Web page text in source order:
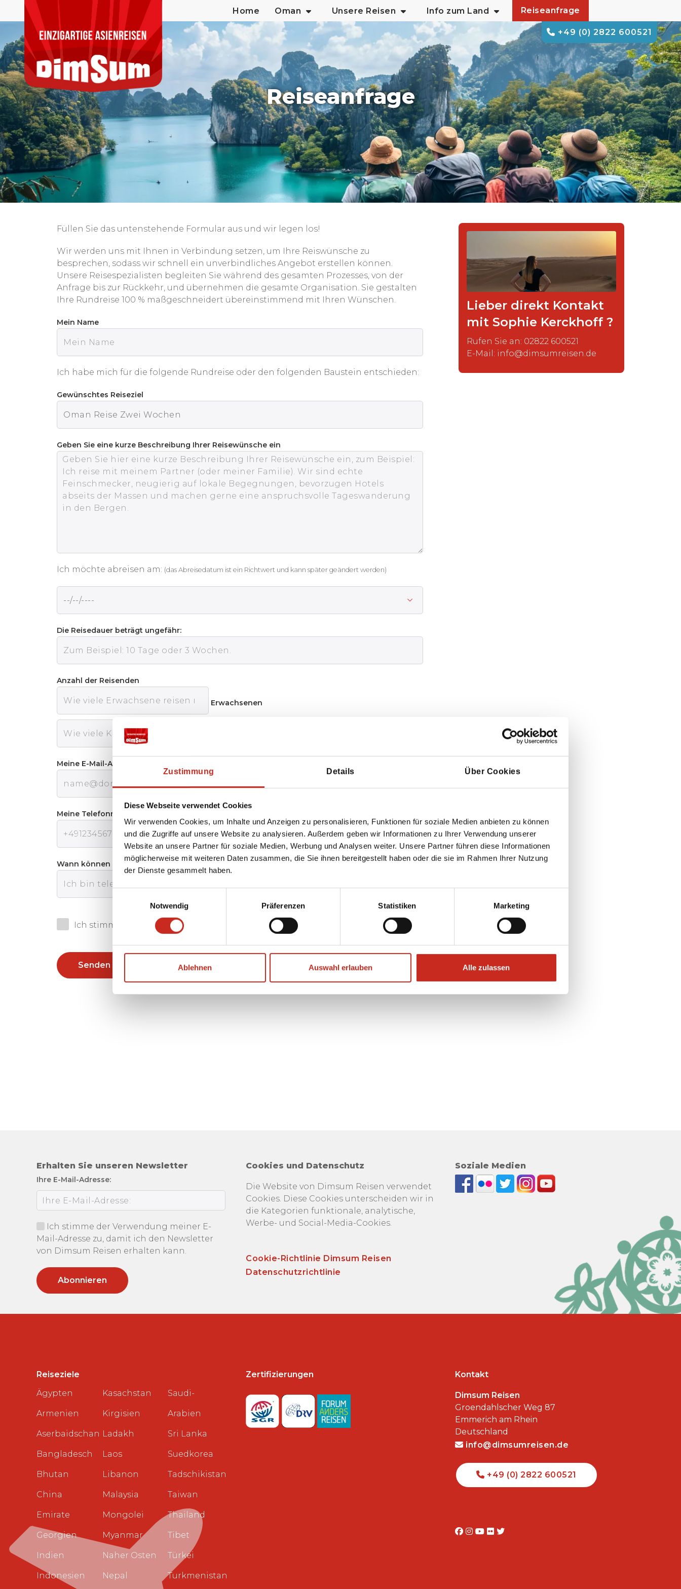
Zustimmung Details Über Cookies
Diese Webseite verwendet Cookies
Wir verwenden Cookies, um Inhalte und Anzeigen zu personalisieren, Funktionen für soziale Medien anbieten zu können
und die Zugriffe auf unsere Website zu analysieren. Außerdem geben wir Informationen zu Ihrer Verwendung unserer
Website an unsere Partner für soziale Medien, Werbung und Analysen weiter. Unsere Partner führen diese Informationen
möglicherweise mit weiteren Daten zusammen, die Sie ihnen bereitgestellt haben oder die sie im Rahmen Ihrer Nutzung
der Dienste gesammelt haben.
Notwendig
Präferenzen Statistiken Marketing
Ablehnen Auswahl erlauben Alle zulassen
+49 (0) 2822 600521
Home Oman Unsere Reisen Info zum Land Reiseanfrage
Reiseanfrage
Füllen Sie das untenstehende Formular aus und wir legen los!
Wir werden uns mit Ihnen in Verbindung setzen, um Ihre Reiswünsche zu
besprechen, sodass wir schnell ein unverbindliches Angebot erstellen können.
Unsere Reisespezialisten begleiten Sie während des gesamten Prozesses, von der
Anfrage bis zur Rückkehr, und übernehmen die gesamte Organisation. Sie gestalten
Ihre Rundreise 100 % maßgeschneidert übereinstimmend mit Ihren Wünschen.
Mein Name
Ich habe mich für die folgende Rundreise oder den folgenden Baustein entschieden:
Gewünschtes Reiseziel
Geben Sie eine kurze Beschreibung Ihrer Reisewünsche ein
Ich möchte abreisen am: (das Abreisedatum ist ein Richtwert und kann später geändert werden)
Die Reisedauer beträgt ungefähr:
Anzahl der Reisenden
Erwachsenen
Meine E-Mail-Adresse:
Meine Telefonnummer:
Wann können wir Sie am besten telefonisch erreichen?
Ich stimme der Datenschutzrichtlinie von Dimsum Reisen zu
Senden
Lieber direkt Kontakt
mit Sophie Kerckhoff ?
Rufen Sie an: 02822 600521
E-Mail: info@dimsumreisen.de
Erhalten Sie unseren Newsletter
Ihre E-Mail-Adresse:
Ich stimme der Verwendung meiner E-
Mail-Adresse zu, damit ich den Newsletter
von Dimsum Reisen erhalten kann.
Cookies und Datenschutz
Die Website von Dimsum Reisen verwendet
Cookies. Diese Cookies unterscheiden wir in
die Kategorien funktionale, analytische,
Werbe- und Social-Media-Cookies.
Cookie-Richtlinie Dimsum Reisen
Datenschutzrichtlinie
Soziale Medien
Reiseziele
Ägypten
Armenien
Aserbaidschan
Bangladesch
Bhutan
China
Emirate
Georgien
Indien
Indonesien
Kasachstan
Kirgisien
Ladakh
Laos
Libanon
Malaysia
Mongolei
Myanmar
Naher Osten
Nepal
Saudi-
Arabien
Sri Lanka
Suedkorea
Tadschikistan
Taiwan
Thailand
Tibet
Türkei
Turkmenistan
Zertifizierungen Kontakt
Dimsum Reisen
Groendahlscher Weg 87
Emmerich am Rhein
Deutschland
info@dimsumreisen.de
+49 (0) 2822 600521